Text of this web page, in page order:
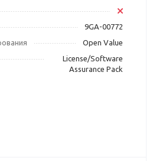
9GA-00772
Open Value
License/Software
Assurance Pack